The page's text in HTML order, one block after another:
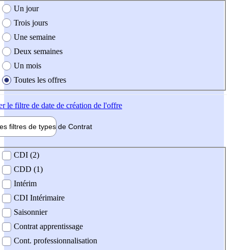
création de l'offre
Un jour
Trois jours
Une semaine
Deux semaines
Un mois
Toutes les offres
le filtre de date de création de l'offre
filtres de types de Contrat
contrat
CDI (2)
CDD (1)
Intérim
CDI Intérimaire
Saisonnier
Contrat apprentissage
Cont. professionnalisation